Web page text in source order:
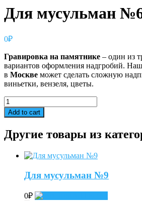
Для мусульман
0₽
Гравировка на памятнике – один из
вариантов оформления надгробий.
в Москве может сделать сложную
виньетки, вензеля, цветы.
Для
мусульман
№6
Add to cart
Другие товары из
Для мусульман №9
0₽